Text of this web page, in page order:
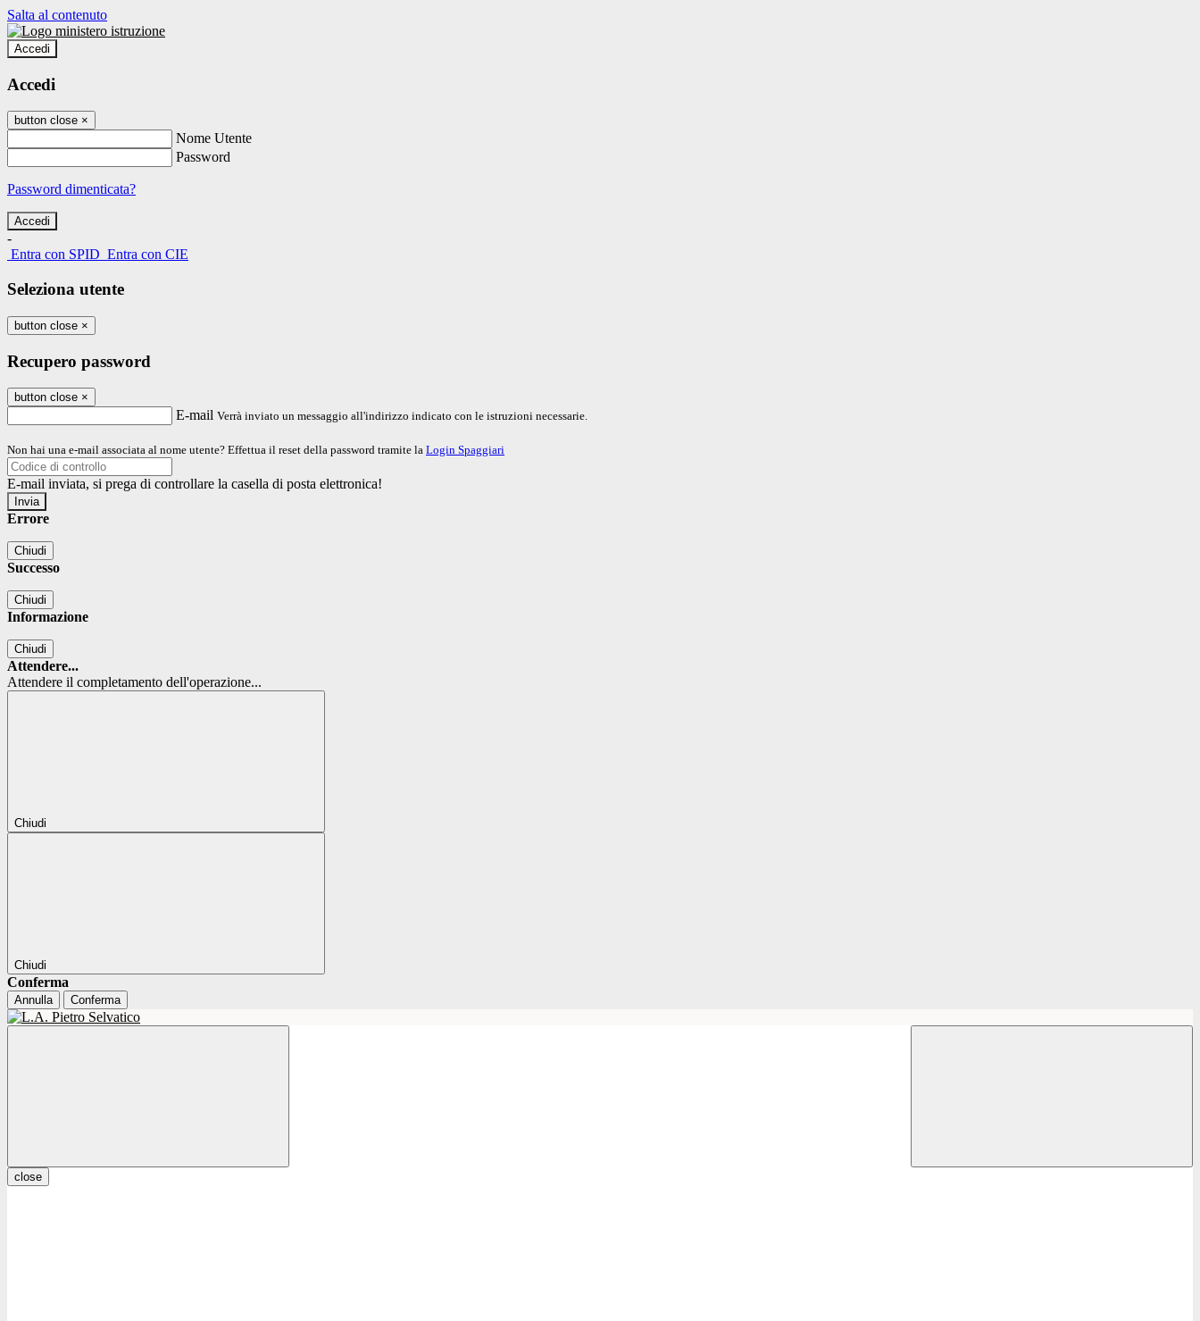
Salta al contenuto
Accedi
Accedi
button close ×
Nome Utente
Password
Password dimenticata?
-
Entra con SPID Entra con CIE
Seleziona utente
button close ×
Recupero password
button close ×
E-mail Verrà inviato un messaggio all'indirizzo indicato con le istruzioni necessarie.
Non hai una e-mail associata al nome utente? Effettua il reset della password tramite la Login Spaggiari
E-mail inviata, si prega di controllare la casella di posta elettronica!
Errore
Chiudi
Successo
Chiudi
Informazione
Chiudi
Attendere...
Attendere il completamento dell'operazione...
Chiudi
Chiudi
Conferma
Annulla Conferma
close